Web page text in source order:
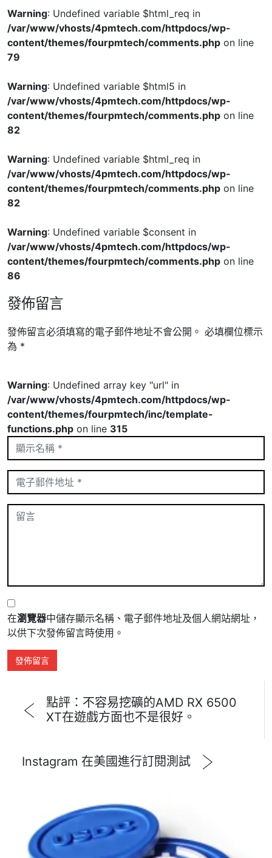
Warning: Undefined variable $html_req in
/var/www/vhosts/4pmtech.com/httpdocs/wp-
content/themes/fourpmtech/comments.php on line
79
Warning: Undefined variable $html5 in
/var/www/vhosts/4pmtech.com/httpdocs/wp-
content/themes/fourpmtech/comments.php on line
82
Warning: Undefined variable $html_req in
/var/www/vhosts/4pmtech.com/httpdocs/wp-
content/themes/fourpmtech/comments.php on line
82
Warning: Undefined variable $consent in
/var/www/vhosts/4pmtech.com/httpdocs/wp-
content/themes/fourpmtech/comments.php on line
86
發佈留言
發佈留言必須填寫的電子郵件地址不會公開。 必填欄位標示
為 *
Warning: Undefined array key "url" in
/var/www/vhosts/4pmtech.com/httpdocs/wp-
content/themes/fourpmtech/inc/template-
functions.php on line 315
在瀏覽器中儲存顯示名稱、電子郵件地址及個人網站網址，
以供下次發佈留言時使用。
點評：不容易挖礦的AMD RX 6500
XT在遊戲方面也不是很好。
Instagram 在美國進行訂閱測試